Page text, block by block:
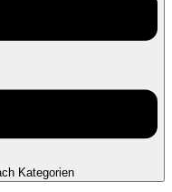
Kategorien